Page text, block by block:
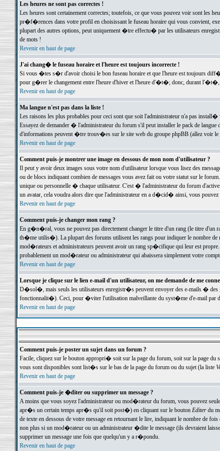
Les heures ne sont pas correctes !
Les heures sont certainement correctes; toutefois, ce que vous pouvez voir sont
pr�f�rences dans votre profil en choisissant le fuseau horaire qui vous convient,
plupart des autres options, peut uniquement �tre effectu� par les utilisateurs
de mots !
Revenir en haut de page
J'ai chang� le fuseau horaire et l'heure est toujours incorrecte !
Si vous �tes s�r d'avoir choisi le bon fuseau horaire et que l'heure est toujours
pour g�rer le changement entre l'heure d'hiver et l'heure d'�t�; donc, durant
Revenir en haut de page
Ma langue n'est pas dans la liste !
Les raisons les plus probables pour ceci sont que soit l'administrateur n'a pas
Essayez de demander � l'administrateur du forum s'il peut installer le pack de
d'informations peuvent �tre trouv�es sur le site web du groupe phpBB (allez voir le
Revenir en haut de page
Comment puis-je montrer une image en dessous de mon nom d'utilisateur ?
Il peut y avoir deux images sous votre nom d'utilisateur lorsque vous lisez des
ou de blocs indiquant combien de messages vous avez fait ou votre statut sur le
unique ou personnelle � chaque utilisateur. C'est � l'administrateur du forum
un avatar, cela voudra alors dire que l'administrateur en a d�cid� ainsi, vous
Revenir en haut de page
Comment puis-je changer mon rang ?
En g�n�ral, vous ne pouvez pas directement changer le titre d'un rang (le titre d'un
th�me utilis�). La plupart des forums utilisent les rangs pour indiquer le nombre de
mod�rateurs et administrateurs peuvent avoir un rang sp�cifique qui leur est
probablement un mod�rateur ou administrateur qui abaissera simplement votre
Revenir en haut de page
Lorsque je clique sur le lien e-mail d'un utilisateur, on me demande de me
D�sol�, mais seuls les utilisateurs enregistr�s peuvent envoyer des e-mails �
fonctionnalit�). Ceci, pour �viter l'utilisation malveillante du syst�me d'e-mail par
Revenir en haut de page
Comment puis-je poster un sujet dans un forum ?
Facile, cliquez sur le bouton appropri� soit sur la page du forum, soit sur la page du
vous sont disponibles sont list�s sur le bas de la page du forum ou du sujet (la liste
Revenir en haut de page
Comment puis-je �diter ou supprimer un message ?
A moins que vous soyez l'administrateur ou mod�rateur du forum, vous pouvez
apr�s un certain temps apr�s qu'il soit post�) en cliquant sur le bouton Editerdu
de texte en dessous de votre message en retournant le lire, indiquant le nombre
non plus si un mod�rateur ou un administrateur �dite le message (ils devraient
supprimer un message une fois que quelqu'un y a r�pondu.
Revenir en haut de page